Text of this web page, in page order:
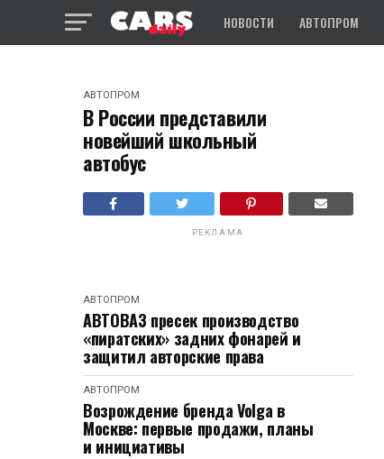
НОВОСТИ АВТОПРОМ
АВТОПРОМ
В России представили
новейший школьный
автобус
РЕКЛАМА
АВТОПРОМ
АВТОВАЗ пресек производство
«пиратских» задних фонарей и
защитил авторские права
АВТОПРОМ
Возрождение бренда Volga в
Москве: первые продажи, планы
и инициативы